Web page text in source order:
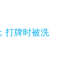
打牌时被洗